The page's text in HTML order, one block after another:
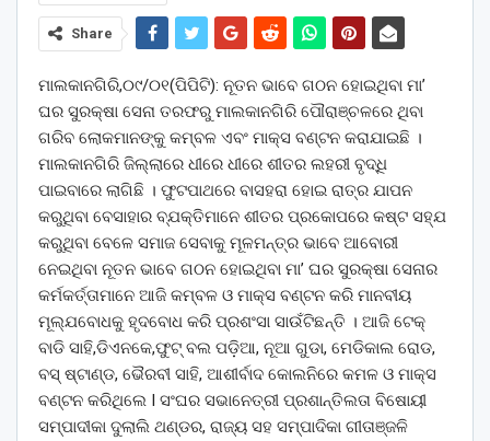
Share
ମାଲକାନଗିରି,୦୯/୦୧(ପିପିଟି): ନୂତନ ଭାବେ ଗଠନ ହୋଇଥିବା ମା’
ଘର ସୁରକ୍ଷା ସେନା ତରଫରୁ ମାଲକାନଗିରି ପୌରାଞ୍ଚଳରେ ଥିବା
ଗରିବ ଲୋକମାନଙ୍କୁ କମ୍ବଳ ଏବଂ ମାକ୍ସ ବଣ୍ଟନ କରାଯାଇଛି ।
ମାଲକାନଗିରି ଜିଲ୍ଲାରେ ଧୀରେ ଧୀରେ ଶୀତର ଲହରୀ ବୃଦ୍ଧି
ପାଇବାରେ ଲାଗିଛି । ଫୁଟପାଥରେ ବାସହରା ହୋଇ ରାତ୍ର ଯାପନ
କରୁଥିବା ବେସାହାର ବ୍ଯକ୍ତିମାନେ ଶୀତର ପ୍ରକୋପରେ କଷ୍ଟ ସହ୍ଯ
କରୁଥିବା ବେଳେ ସମାଜ ସେବାକୁ ମୂଳମନ୍ତ୍ର ଭାବେ ଆବୋରୀ
ନେଇଥିବା ନୂତନ ଭାବେ ଗଠନ ହୋଇଥିବା ମା’ ଘର ସୁରକ୍ଷା ସେନାର
କର୍ମକର୍ତ୍ତାମାନେ ଆଜି କମ୍ବଳ ଓ ମାକ୍ସ ବଣ୍ଟନ କରି ମାନବୀୟ
ମୂଲ୍ଯବୋଧକୁ ହୃଦବୋଧ କରି ପ୍ରଶଂସା ସାଉଁଟିଛନ୍ତି । ଆଜି ଟେକ୍
ବାଡି ସାହି,ଡିଏନକେ,ଫୁଟ୍ ବଲ ପଡ଼ିଆ, ନୂଆ ଗୁଡା, ମେଡିକାଲ ରୋଡ,
ବସ୍ ଷ୍ଟାଣ୍ଡ, ଭୈରବୀ ସାହି, ଆଶୀର୍ବାଦ କୋଲନିରେ କମଳ ଓ ମାକ୍ସ
ବଣ୍ଟନ କରିଥିଲେ I ସଂଘର ସଭାନେତ୍ରୀ ପ୍ରଶାନ୍ତିଲତା ବିଷୋୟୀ
ସମ୍ପାଦୀକା ଦୁଲାଲି ଥଣ୍ଡର, ରାଜ୍ୟ ସହ ସମ୍ପାଦିକା ଗୀତାଞ୍ଜଳି